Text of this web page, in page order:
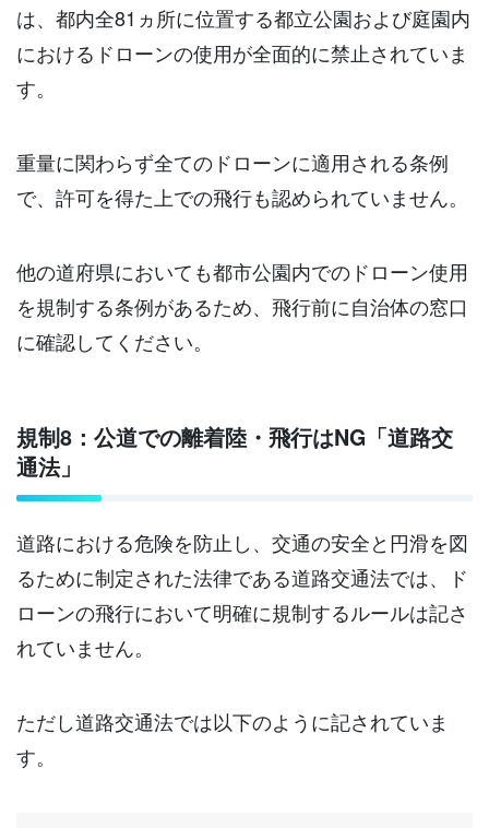
は、都内全81ヵ所に位置する都立公園および庭園内
におけるドローンの使用が全面的に禁止されていま
す。
重量に関わらず全てのドローンに適用される条例
で、許可を得た上での飛行も認められていません。
他の道府県においても都市公園内でのドローン使用
を規制する条例があるため、飛行前に自治体の窓口
に確認してください。
規制8：公道での離着陸・飛行はNG「道路交
通法」
道路における危険を防止し、交通の安全と円滑を図
るために制定された法律である道路交通法では、ド
ローンの飛行において明確に規制するルールは記さ
れていません。
ただし道路交通法では以下のように記されていま
す。